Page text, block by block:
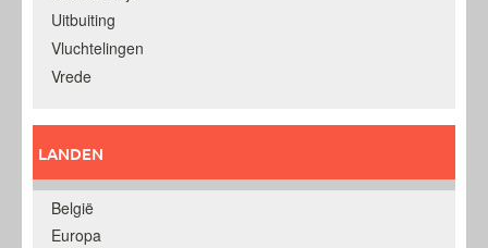
Uitbuiting
Vluchtelingen
Vrede
LANDEN
België
Europa